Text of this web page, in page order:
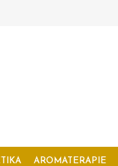
AROMATERAPIE